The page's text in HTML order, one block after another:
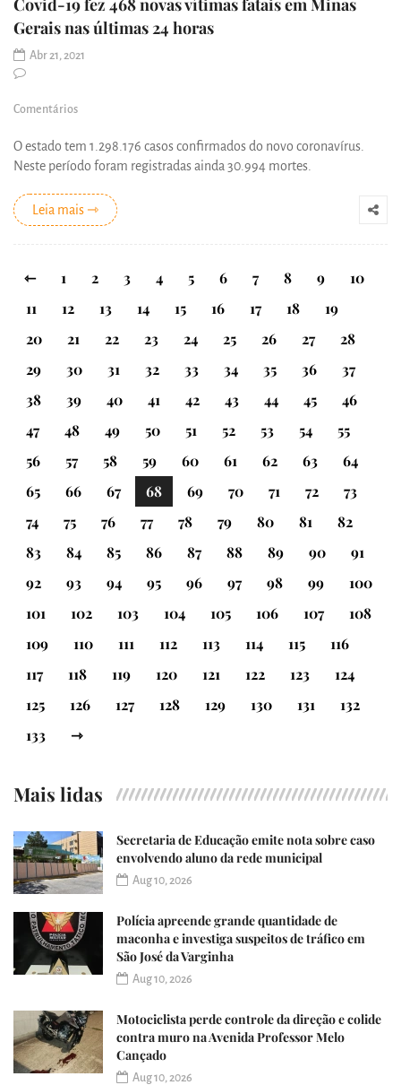
Gerais nas últimas 24 horas
Abr 21, 2021
Comentários
O estado tem 1.298.176 casos confirmados do novo coronavírus.
Neste período foram registradas ainda 30.994 mortes.
Leia mais ⇾
⇽ 1 2 3 4 5 6 7 8 9
10
11
12 13 14 15 16 17 18
19
20
21 22 23 24 25 26 27
28
29
30 31 32 33 34 35 36
37
38
39 40 41 42 43 44 45
46
47
48 49 50 51 52 53 54
55
56
57 58 59 60 61 62 63
64
65
66 67 68 69 70 71 72
73
74
75 76 77 78 79 80 81
82
83
84 85 86 87 88 89 90
91
92
93 94 95 96 97 98 99
100
101
102 103 104 105 106 107
108
109
110 111 112 113 114 115
116
117
118 119 120 121 122 123
124
125
126 127 128 129 130 131
132
133
⇾
Mais lidas
Secretaria de Educação emite nota sobre caso
envolvendo aluno da rede municipal
Aug 10, 2026
Polícia apreende grande quantidade de
maconha e investiga suspeitos de tráfico em
São José da Varginha
Aug 10, 2026
Motociclista perde controle da direção e colide
contra muro na Avenida Professor Melo
Cançado
Aug 10, 2026